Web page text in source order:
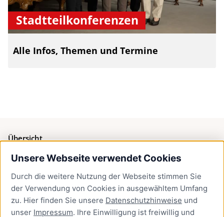
Unsere Webseite verwendet Cookies
Durch die weitere Nutzung der Webseite stimmen Sie
der Verwendung von Cookies in ausgewähltem Umfang
zu. Hier finden Sie unsere Datenschutzhinweise und
unser Impressum. Ihre Einwilligung ist freiwillig und
Stadtteilkonferenzen
Alle Infos, Themen und Termine
Übersicht
Bürgerservice
Presse
Newsletter Lübeck:kompakt
Kontakt